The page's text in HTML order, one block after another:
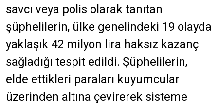
savcı veya polis olarak tanıtan
şüphelilerin, ülke genelindeki 19 olayda
yaklaşık 42 milyon lira haksız kazanç
sağladığı tespit edildi. Şüphelilerin,
elde ettikleri paraları kuyumcular
üzerinden altına çevirerek sisteme